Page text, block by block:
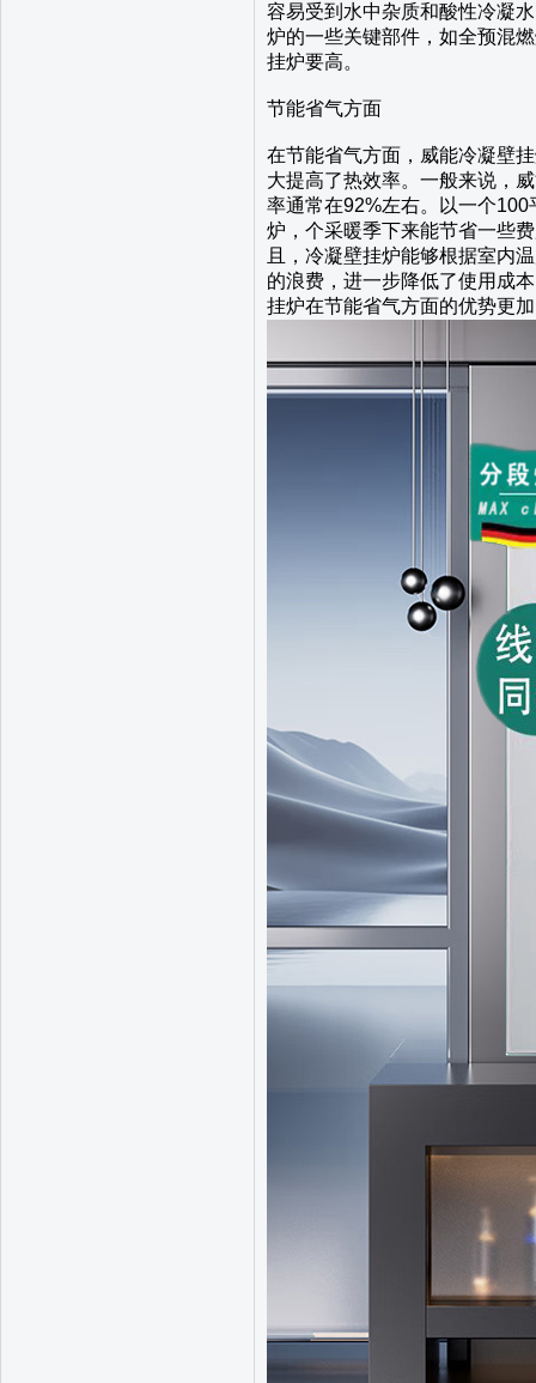
容易受到水中杂质和酸性冷凝
炉的一些关键部件，如全预混
挂炉要高。
节能省气方面
在节能省气方面，威能冷凝壁
大提高了热效率。一般来说，
率通常在92%左右。以一个
炉，个采暖季下来能节省一些
且，冷凝壁挂炉能够根据室内
的浪费，进一步降低了使用成
挂炉在节能省气方面的优势更